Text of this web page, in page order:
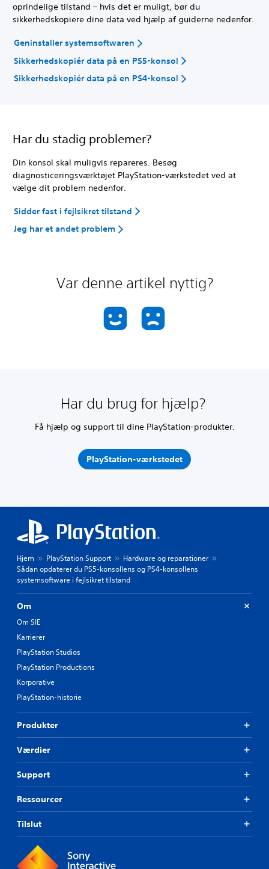
oprindelige tilstand – hvis det er muligt, bør du
sikkerhedskopiere dine data ved hjælp af guiderne nedenfor.
Geninstaller systemsoftwaren
Sikkerhedskopiér data på en PS5-konsol
Sikkerhedskopiér data på en PS4-konsol
Har du stadig problemer?
Din konsol skal muligvis repareres. Besøg
diagnosticeringsværktøjet PlayStation-værkstedet ved at
vælge dit problem nedenfor.
Sidder fast i fejlsikret tilstand
Jeg har et andet problem
Var denne artikel nyttig?
Har du brug for hjælp?
Få hjælp og support til dine PlayStation-produkter.
PlayStation-værkstedet
Hjem PlayStation Support
Hardware og reparationer
Sådan opdaterer du PS5-konsollens og PS4-konsollens
systemsoftware i fejlsikret tilstand
Om
Om SIE
Karrierer
PlayStation Studios
PlayStation Productions
Korporative
PlayStation-historie
Produkter
Værdier
Support
Ressourcer
Tilslut